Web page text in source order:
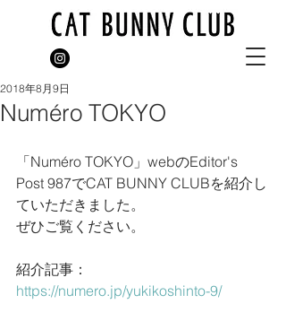
Numéro TOKYO
2018年8月9日
「Numéro TOKYO」webのEditor's
Post 987でCAT BUNNY CLUBを紹介し
ていただきました。
ぜひご覧ください。
紹介記事：
https://numero.jp/yukikoshinto-9/